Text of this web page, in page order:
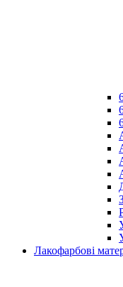
Лакофарбові